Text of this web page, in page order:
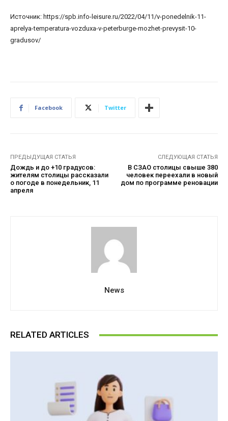
Источник: https://spb.info-leisure.ru/2022/04/11/v-ponedelnik-11-
aprelya-temperatura-vozduxa-v-peterburge-mozhet-prevysit-10-
gradusov/
Facebook Twitter
ПРЕДЫДУЩАЯ СТАТЬЯ
Дождь и до +10 градусов:
жителям столицы рассказали
о погоде в понедельник, 11
апреля
СЛЕДУЮЩАЯ СТАТЬЯ
В СЗАО столицы свыше 380
человек переехали в новый
дом по программе реновации
News
RELATED ARTICLES